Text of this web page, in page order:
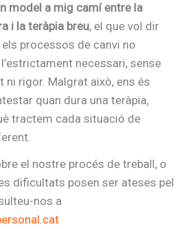
model a mig camí entre la
i la teràpia breu, el que vol dir
processos de canvi no
necessari, sense
ni rigor. Malgrat això, ens és
quan dura una teràpia,
tractem cada situació de
el nostre procés de treball, o
dificultats posen ser ateses pel
nos a